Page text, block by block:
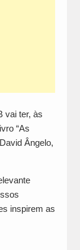
vai ter, às
“As
Ângelo,
inspirem as